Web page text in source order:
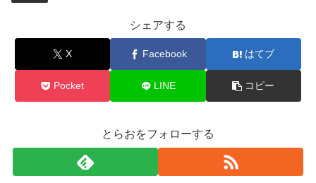
シェアする
X Facebook はてブ
Pocket LINE コピー
とらおをフォローする